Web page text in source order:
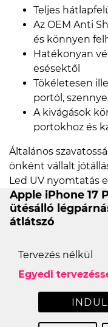
Teljes
Az OEM Anti
és könnyen
Hatékonyan
esésektől
Tökéletesen
portól,
A kivágások
portokhoz és
Általános
önként vállalt
Led UV nyomtatás
Apple iPhone 17
ütésálló
átlátszó
Tervezés nélkül
Egyedi